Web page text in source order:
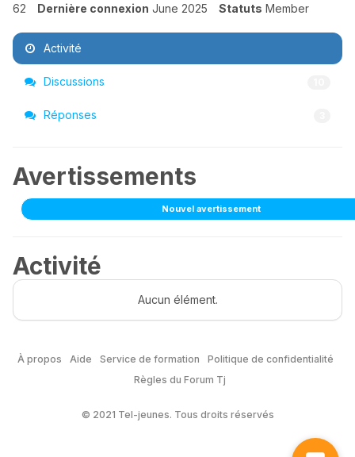
62
Dernière connexion June 2025 Statuts Member
Activité
Discussions
Réponses
Avertissements
Nouvel avertissement
Activité
Aucun élément.
À propos Aide Service de formation
Politique de confidentialité
Règles du Forum Tj
© 2021 Tel-jeunes. Tous droits réservés